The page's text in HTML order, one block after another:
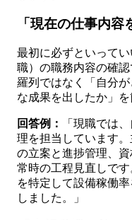
「現在の仕事内容
最初に必ずといって
職）の職務内容の確
羅列ではなく「自分
な成果を出したか」を
回答例：
「現職では
理を担当しています
の立案と進捗管理、
常時の工程見直しで
を特定して設備稼働
しました。」